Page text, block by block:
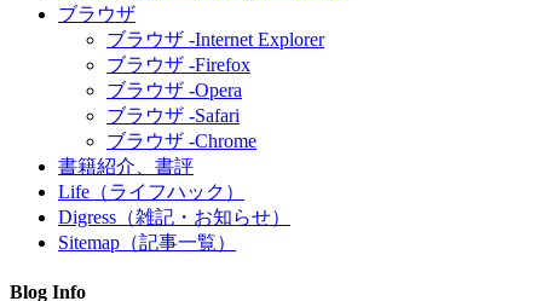
ブラウザ
ブラウザ -Internet Explorer
ブラウザ -Firefox
ブラウザ -Opera
ブラウザ -Safari
ブラウザ -Chrome
書籍紹介、書評
Life（ライフハック）
Digress（雑記・お知らせ）
Sitemap（記事一覧）
Blog Info